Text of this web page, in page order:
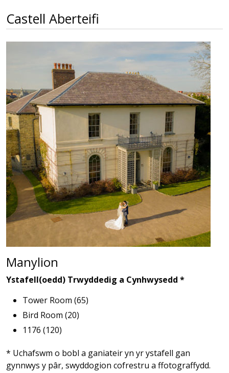
Castell Aberteifi
Manylion
Ystafell(oedd) Trwyddedig a Cynhwysedd *
Tower Room (65)
Bird Room (20)
1176 (120)
* Uchafswm o bobl a ganiateir yn yr ystafell gan
gynnwys y pâr, swyddogion cofrestru a ffotograffydd.